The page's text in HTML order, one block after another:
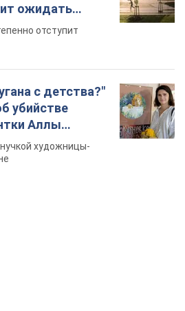
ожидать
отступит
с детства?"
убийстве
Аллы
Стуса и
с пятью
художницы-